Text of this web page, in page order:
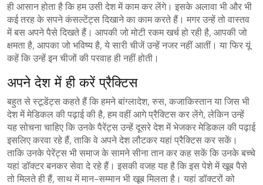
ही आसान होता है कि हम उसी देश में काम कर लेंगे। इसके अलावा भी और भी
कई तरह के सपने कंसल्टेंट्स दिखाने का काम करते हैं। मगर उन्हें तो वास्तव
में बस अपने पैसे दिखते हैं। आपकी जो मोटी रकम खर्च हो रही है, आपकी जो
क्षमता है, आपका जो भविष्य है, ये सारी चीजें उन्हें नजर नहीं आतीं। या फिर यूं
कहें कि उन्हें इन चीजों की परवाह ही नहीं होती।
अपने देश में ही करें प्रैक्टिस
बहुत से स्टूडेंट्स कहते हैं कि हमने बांग्लादेश, रुस, कजाकिस्तान या जिस भी
देश में मेडिकल की पढ़ाई की है, हम वहीं आगे प्रैक्टिस कर लेंगे, लेकिन उन्हें
यह सोचना चाहिए कि उनके पैरेंट्स उन्हें दूसरे देश में भेजकर मेडिकल की पढ़ाई
इसलिए करवा रहे हैं, ताकि वे अपने देश लौटकर यहां प्रैक्टिस कर सकें।
ताकि उनके पेरेंट्स भी समाज के सामने सीना तान कर कह सकें कि उनके बच्चे
यहां डॉक्टर बनकर सेवा दे रहे हैं। इसकी वजह यह है कि इस पेशे में खूब पैसे
तो मिलते ही हैं, साथ में मान-सम्मान भी खूब मिलता है। यहां डॉक्टरों को